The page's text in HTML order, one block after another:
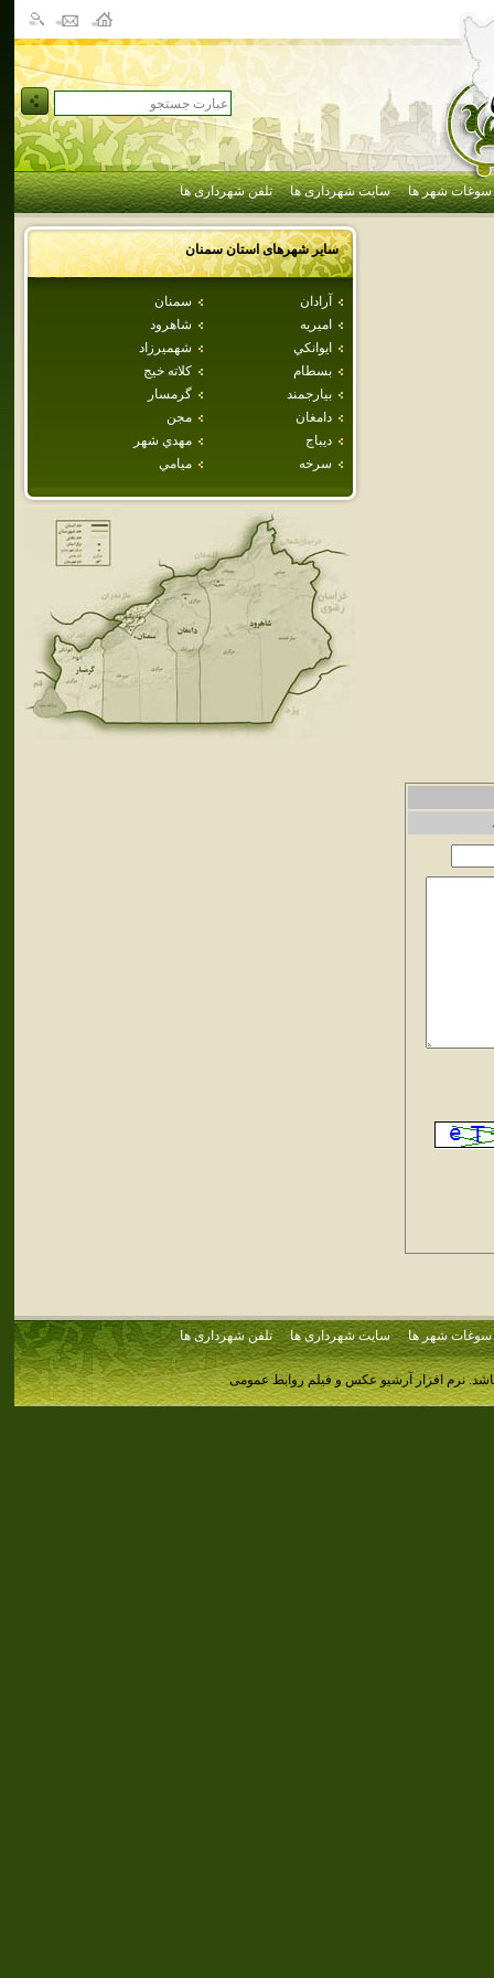
سوغات شهر ها سایت شهرداری ها تلفن شهرداری ها
سایر شهرهای استانسمنان
آرادان
سمنان
اميريه
شاهرود
ايوانكي
شهميرزاد
بسطام
كلاته خيج
بيارجمند
گرمسار
دامغان
مجن
ديباج
مهدي شهر
سرخه
ميامي
سوغات شهر ها سایت شهرداری ها تلفن شهرداری ها
نرم افزار آرشیو عکس و فیلم روابط عمومی